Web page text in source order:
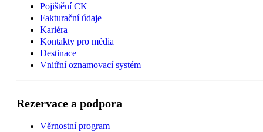
Pojištění CK
Fakturační údaje
Kariéra
Kontakty pro média
Destinace
Vnitřní oznamovací systém
Rezervace a podpora
Věrnostní program